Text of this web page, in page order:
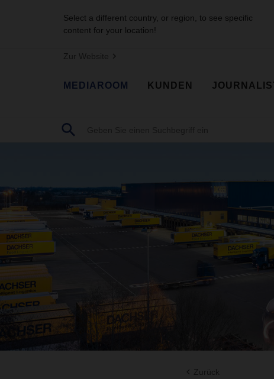
Select a different country, or region, to see specific
content for your location!
Zur Website
MEDIAROOM KUNDEN
Zurück